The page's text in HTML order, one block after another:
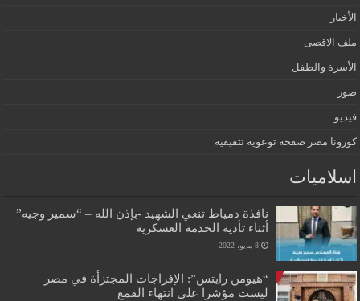
الأخبار
ملف الاقصى
الأسرة والطفل
صور
فيديو
كورونا مصر صفحة توعوية تثقيفية
اسلاميات
نافذة دمياط تنعي الشهيد -بإذن الله – “سمير وجيه”
أثناء تأدية الخدمة العسكرية
8 مايو، 2022
“هيومن رايتس”: الإفراجات المجتزأة في مصر
ليست مؤشرا على انتهاء القمع